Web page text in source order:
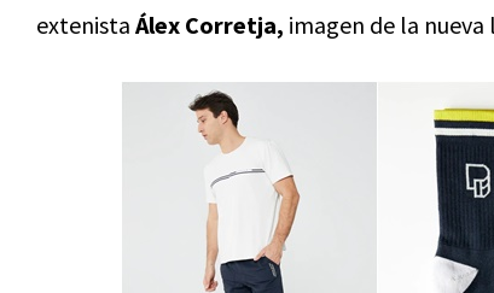
extenista Álex Corretja, imagen de la